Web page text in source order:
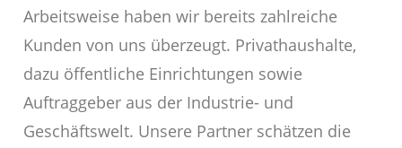
Arbeitsweise haben wir bereits zahlreiche
Kunden von uns überzeugt. Privathaushalte,
dazu öffentliche Einrichtungen sowie
Auftraggeber aus der Industrie- und
Geschäftswelt. Unsere Partner schätzen die